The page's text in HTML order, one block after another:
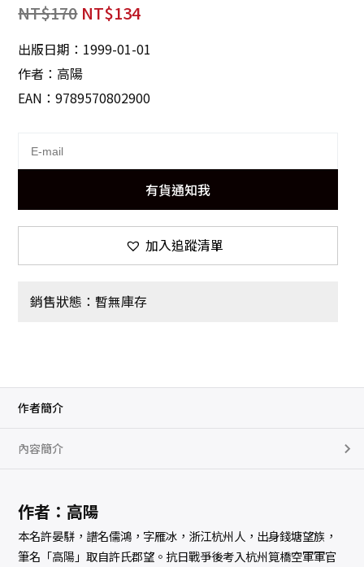
NT$170 NT$134
出版日期：1999-01-01
作者：高陽
EAN：9789570802900
有貨通知我
加入追蹤清單
銷售狀態：暫無庫存
作者簡介
內容簡介
作者：高陽
本名許晏駢，譜名儒鴻，字雁冰，浙江杭州人，出身錢塘望族，
筆名「高陽」取自許氏郡望。抗日戰爭後考入杭州筧橋空軍軍官